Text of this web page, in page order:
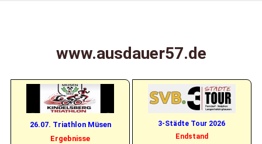
– Laufen in
SI, AK, OE
und darüber
www.ausdauer57.de
26.07. Triathlon Müsen
Ergebnisse
3-Städte Tour 2026
Endstand